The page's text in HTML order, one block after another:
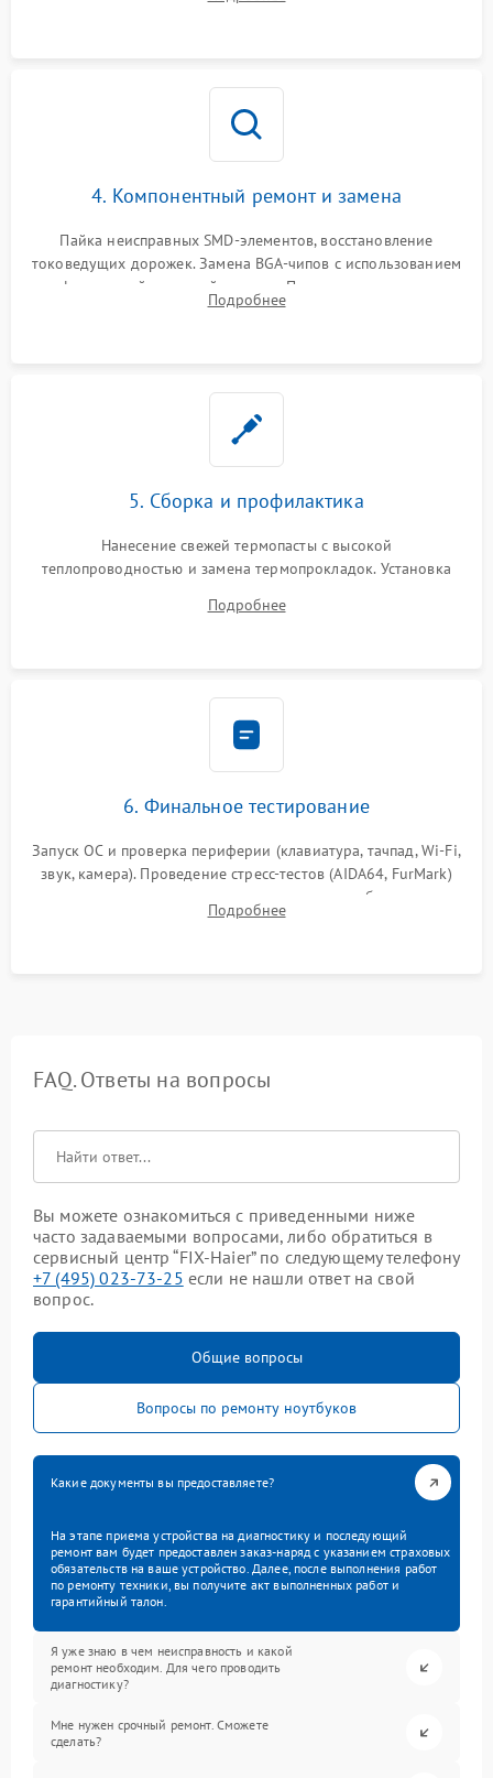
мультиконтроллера, процессора и видеочипа.
4. Компонентный ремонт и замена
Пайка неисправных SMD-элементов, восстановление
токоведущих дорожек. Замена BGA-чипов с использованием
инфракрасной паяльной станции. Прошивка микросхемы
BIOS или замена поврежденных портов USB
Подробнее
5. Сборка и профилактика
Нанесение свежей термопасты с высокой
теплопроводностью и замена термопрокладок. Установка
шлейфов, модулей памяти и накопителей. Предварительная
Подробнее
6. Финальное тестирование
Запуск ОС и проверка периферии (клавиатура, тачпад, Wi-Fi,
звук, камера). Проведение стресс-тестов (AIDA64, FurMark)
для контроля температурного режима и стабильности
системы под пиковой нагрузкой.
Подробнее
FAQ. Ответы на вопросы
Вы можете ознакомиться с приведенными ниже
часто задаваемыми вопросами, либо обратиться в
сервисный центр “FIX-Haier” по следующему телефону
+7 (495) 023-73-25 если не нашли ответ на свой
вопрос.
Общие вопросы
Вопросы по ремонту ноутбуков
Какие документы вы предоставляете?
На этапе приема устройства на диагностику и последующий
ремонт вам будет предоставлен заказ-наряд с указанием страховых
обязательств на ваше устройство. Далее, после выполнения работ
по ремонту техники, вы получите акт выполненных работ и
гарантийный талон.
Я уже знаю в чем неисправность и какой
ремонт необходим. Для чего проводить
диагностику?
Мне нужен срочный ремонт. Сможете
сделать?